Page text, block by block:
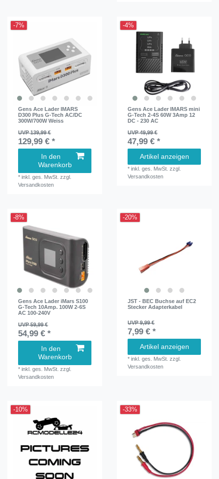
-7%
Gens Ace Lader IMARS
D300 Plus G-Tech AC/DC
300W/700W Weiss
UVP 139,99 €
129,99 € *
In den
Warenkorb
*inkl. ges. MwSt. zzgl.
Versandkosten
-4%
Gens Ace Lader IMARS mini
G-Tech 2-4S 60W 3Amp 12
DC - 230 AC
UVP 49,99 €
47,99 € *
Artikel anzeigen
*inkl. ges. MwSt. zzgl.
Versandkosten
-8%
Gens Ace Lader iMars S100
G-Tech 10Amp. 100W 2-6S
AC 100-240V
UVP 59,99 €
54,99 € *
In den
Warenkorb
*inkl. ges. MwSt. zzgl.
Versandkosten
-20%
JST - BEC Buchse auf EC2
Stecker Adapterkabel
UVP 9,99 €
7,99 € *
Artikel anzeigen
*inkl. ges. MwSt. zzgl.
Versandkosten
-10% -33%